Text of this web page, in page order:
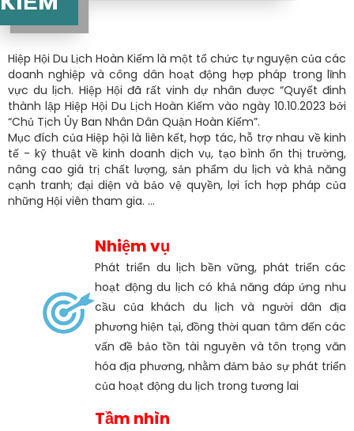
Hiệp Hội Du Lịch Hoàn Kiếm là một tổ chức tự nguyện của các
doanh nghiệp và công dân hoạt động hợp pháp trong lĩnh
vực du lịch. Hiệp Hội đã rất vinh dự nhân được “Quyết đinh
thành lập Hiệp Hội Du Lịch Hoàn Kiếm vào ngày 10.10.2023 bởi
“Chủ Tịch Ủy Ban Nhân Dân Quận Hoàn Kiếm”.
Mục đích của Hiệp hội là liên kết, hợp tác, hỗ trợ nhau về kinh
tế - kỹ thuật về kinh doanh dịch vụ, tạo bình ổn thị trường,
nâng cao giá trị chất lượng, sản phẩm du lịch và khả năng
cạnh tranh; đại diện và bảo vệ quyền, lợi ích hợp pháp của
những Hội viên tham gia. ...
Nhiệm vụ
Phát triển du lịch bền vững, phát triển các
hoạt động du lịch có khả năng đáp ứng nhu
cầu của khách du lịch và người dân địa
phương hiện tại, đồng thời quan tâm đến các
vấn đề bảo tồn tài nguyên và tôn trọng văn
hóa địa phương, nhằm đảm bảo sự phát triển
của hoạt động du lịch trong tương lai
Tầm nhìn